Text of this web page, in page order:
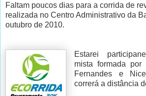
Faltam poucos dias para a corrida de
realizada no Centro Administrativo da
outubro de 2010.
Estarei
mista formada
Fernandes e
correrá a distância